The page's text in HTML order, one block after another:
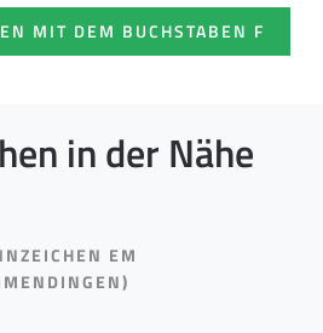
MIT DEM BUCHSTABEN F
in der Nähe
EM